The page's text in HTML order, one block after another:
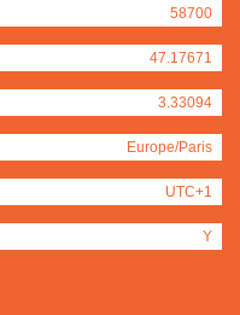
58700
47.17671
3.33094
Europe/Paris
UTC+1
Y